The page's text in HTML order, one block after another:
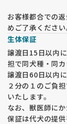
お客様都合での
めご了承ください
生体保証
譲渡日15日以内
担で同犬種・同
譲渡日60日以内
２分の１のご負
いたします。
なお、獣医師に
保証は代犬の提